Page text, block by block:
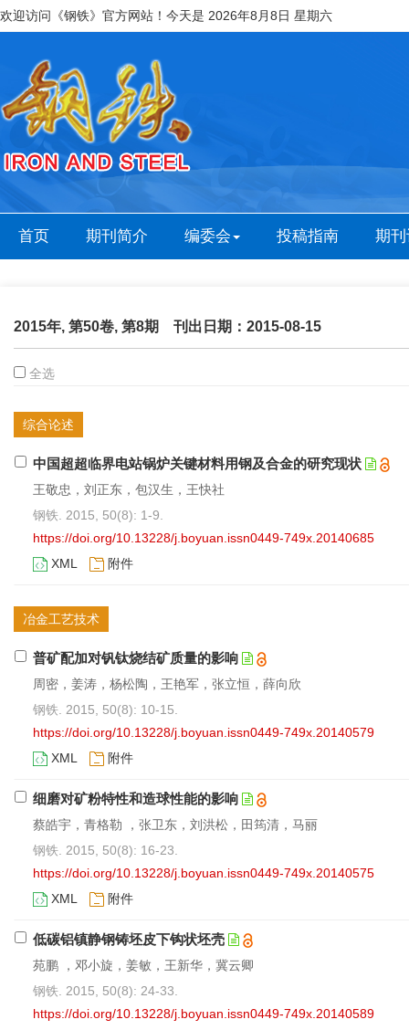
欢迎访问《钢铁》官方网站！今天是 2026年8月8日 星期六
首页 期刊简介 编委会 投稿指南 期
2015年, 第50卷, 第8期 刊出日期：2015-08-15
全选
综合论述
中国超超临界电站锅炉关键材料用钢及合金的研究现状
王敬忠，刘正东，包汉生，王快社
钢铁. 2015, 50(8): 1-9.
https://doi.org/10.13228/j.boyuan.issn0449-749x.20140685
XML
附件
冶金工艺技术
普矿配加对钒钛烧结矿质量的影响
周密，姜涛，杨松陶，王艳军，张立恒，薛向欣
钢铁. 2015, 50(8): 10-15.
https://doi.org/10.13228/j.boyuan.issn0449-749x.20140579
XML
附件
细磨对矿粉特性和造球性能的影响
蔡皓宇，青格勒 ，张卫东，刘洪松，田筠清，马丽
钢铁. 2015, 50(8): 16-23.
https://doi.org/10.13228/j.boyuan.issn0449-749x.20140575
XML
附件
低碳铝镇静钢铸坯皮下钩状坯壳
苑鹏 ，邓小旋，姜敏，王新华，冀云卿
钢铁. 2015, 50(8): 24-33.
https://doi.org/10.13228/j.boyuan.issn0449-749x.20140589